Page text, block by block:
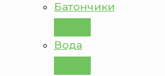
Батончики
Вода